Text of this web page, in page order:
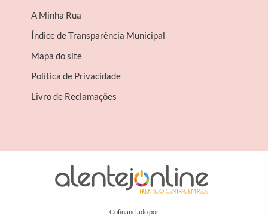
A Minha Rua
Índice de Transparência Municipal
Mapa do site
Política de Privacidade
Livro de Reclamações
Cofinanciado por